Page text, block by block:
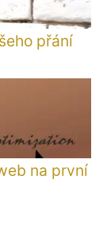
přání
na první